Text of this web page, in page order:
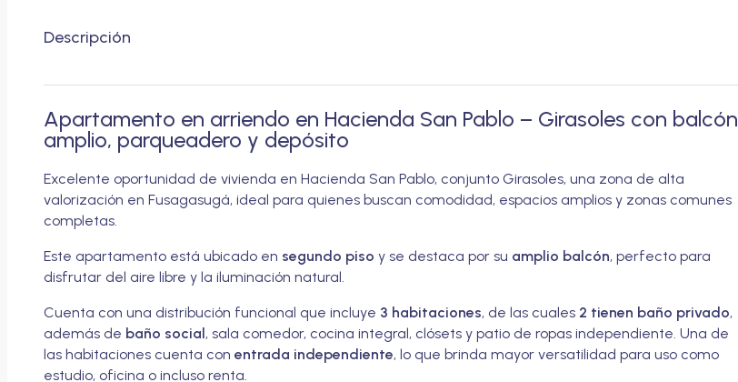
Descripción
Apartamento en arriendo en Hacienda San Pablo – Girasoles con balcón
amplio, parqueadero y depósito
Excelente oportunidad de vivienda en Hacienda San Pablo, conjunto Girasoles, una zona de alta
valorización en Fusagasugá, ideal para quienes buscan comodidad, espacios amplios y zonas comunes
completas.
Este apartamento está ubicado en segundo piso y se destaca por su amplio balcón, perfecto para
disfrutar del aire libre y la iluminación natural.
Cuenta con una distribución funcional que incluye 3 habitaciones, de las cuales 2 tienen baño privado,
además de baño social, sala comedor, cocina integral, clósets y patio de ropas independiente. Una de
las habitaciones cuenta con entrada independiente, lo que brinda mayor versatilidad para uso como
estudio, oficina o incluso renta.